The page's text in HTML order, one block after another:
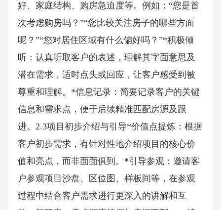
好、家庭结构、购房急迫度等。例如：“您是首
次考虑购房吗？”“您比较关注房子的哪些方面
呢？”“您对居住区域有什么偏好吗？”*积极倾
听：认真听取客户的表述，理解其字面意思及
潜在需求，适时点头或回应，让客户感受到被
尊重和理解。*信息记录：简要记录客户的关键
信息和需求点，便于后续精准匹配房源及跟
进。2.3项目初步介绍与引导*价值点提炼：根据
客户初步需求，有针对性地介绍项目的核心价
值和亮点，而非面面俱到。*引导参观：邀请客
户参观项目沙盘、区位图、样板间等，在参观
过程中结合客户需求进行更深入的讲解和互